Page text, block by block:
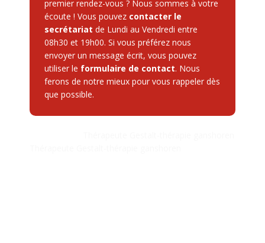
premier rendez-vous ? Nous sommes à votre
écoute ! Vous pouvez contacter le
secrétariat de Lundi au Vendredi entre
08h30 et 19h00. Si vous préférez nous
envoyer un message écrit, vous pouvez
utiliser le formulaire de contact. Nous
ferons de notre mieux pour vous rappeler dès
que possible.